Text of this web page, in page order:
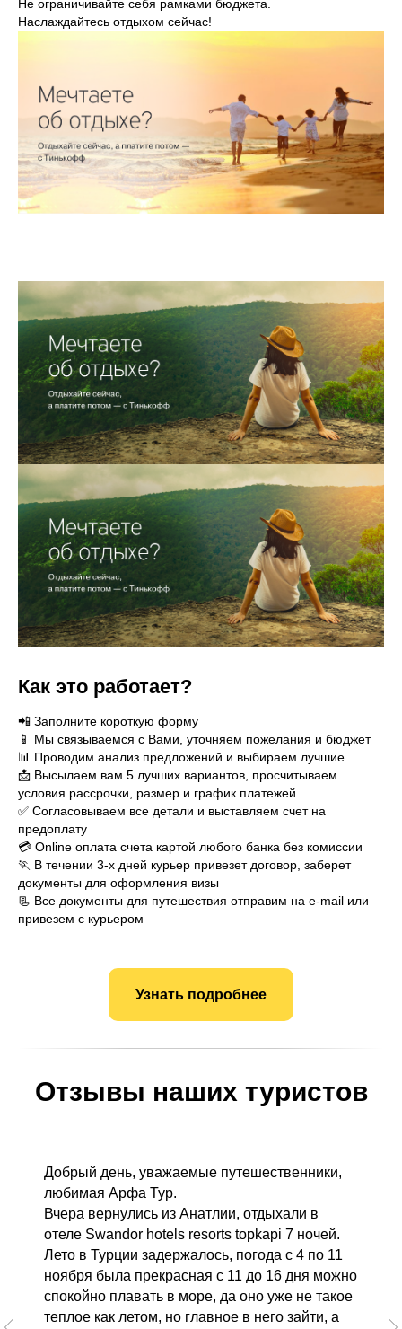
Не ограничивайте себя рамками бюджета.
Наслаждайтесь отдыхом сейчас!
Как это работает?
📲 Заполните короткую форму
📱 Мы связываемся с Вами, уточняем пожелания и бюджет
📊 Проводим анализ предложений и выбираем лучшие
📩 Высылаем вам 5 лучших вариантов, просчитываем
условия рассрочки, размер и график платежей
✅ Согласовываем все детали и выставляем счет на
предоплату
💳 Online оплата счета картой любого банка без комиссии
🏃 В течении 3-х дней курьер привезет договор, заберет
документы для оформления визы
📃 Все документы для путешествия отправим на e-mail или
привезем с курьером
Узнать подробнее
Отзывы наших туристов
Добрый день, уважаемые путешественники,
любимая Арфа Тур.
Вчера вернулись из Анатлии, отдыхали в
отеле Swandor hotels resorts topkapi 7 ночей.
Лето в Турции задержалось, погода с 4 по 11
ноября была прекрасная с 11 до 16 дня можно
спокойно плавать в море, да оно уже не такое
теплое как летом, но главное в него зайти, а